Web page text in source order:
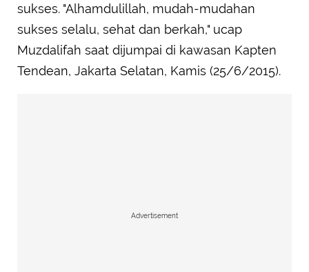
sukses. "Alhamdulillah, mudah-mudahan
sukses selalu, sehat dan berkah," ucap
Muzdalifah saat dijumpai di kawasan Kapten
Tendean, Jakarta Selatan, Kamis (25/6/2015).
Advertisement